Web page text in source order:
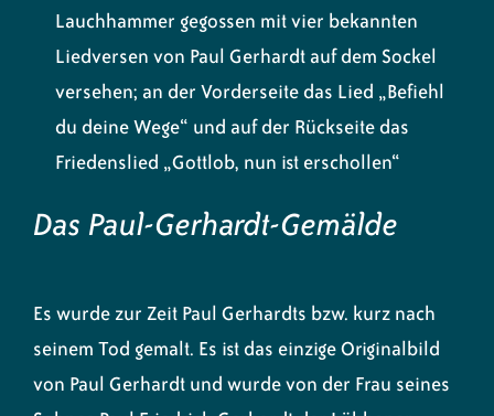
Lauchhammer gegossen mit vier bekannten
Liedversen von Paul Gerhardt auf dem Sockel
versehen; an der Vorderseite das Lied „Befiehl
du deine Wege“ und auf der Rückseite das
Friedenslied „Gottlob, nun ist erschollen“
Das Paul-Gerhardt-Gemälde
Es wurde zur Zeit Paul Gerhardts bzw. kurz nach
seinem Tod gemalt. Es ist das einzige Originalbild
von Paul Gerhardt und wurde von der Frau seines